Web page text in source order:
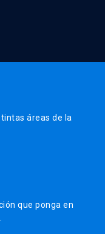
áreas de la
que ponga en